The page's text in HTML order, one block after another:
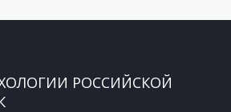
РОССИЙСКОЙ